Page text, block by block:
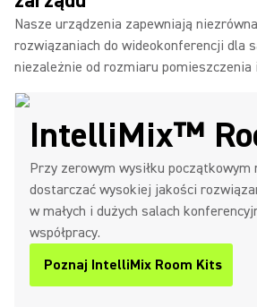
Nasze urządzenia zapewniają
rozwiązaniach do wideokonferencji dla
niezależnie od rozmiaru pomieszczenia
IntelliMix™
Przy zerowym wysiłku
dostarczać wysokiej jakości
w małych i dużych salach
współpracy.
Poznaj IntelliMix Room Kits